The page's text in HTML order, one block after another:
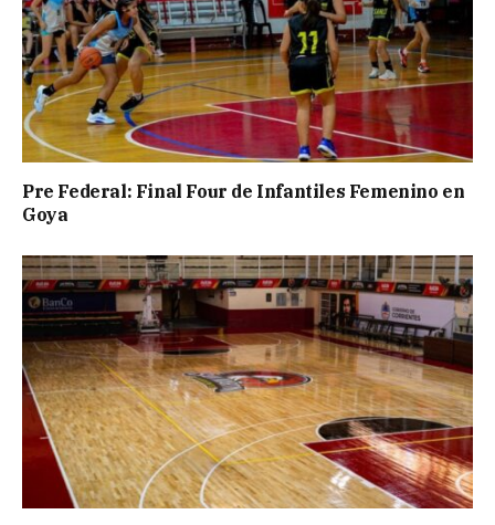
Pre Federal: Final Four de Infantiles Femenino en
Goya